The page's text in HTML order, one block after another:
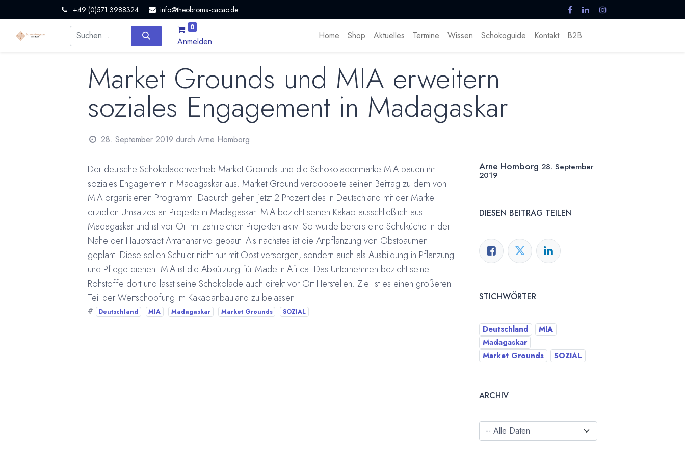
+49 (0)571 3988324 info@theobroma-cacao.de
0
Anmelden
Home Shop Aktuelles Termine Wissen Schokoguide Kontakt B2B
Market Grounds und MIA erweitern
soziales Engagement in Madagaskar
28. September 2019 durch Arne Homborg
Der deutsche Schokoladenvertrieb Market Grounds und die Schokoladenmarke MIA bauen ihr
soziales Engagement in Madagaskar aus. Market Ground verdoppelte seinen Beitrag zu dem von
MIA organisierten Programm. Dadurch gehen jetzt 2 Prozent des in Deutschland mit der Marke
erzielten Umsatzes an Projekte in Madagaskar. MIA bezieht seinen Kakao ausschließlich aus
Madagaskar und ist vor Ort mit zahlreichen Projekten aktiv. So wurde bereits eine Schulküche in der
Nähe der Hauptstadt Antananarivo gebaut. Als nächstes ist die Anpflanzung von Obstbäumen
geplant. Diese sollen Schüler nicht nur mit Obst versorgen, sondern auch als Ausbildung in Pflanzung
und Pflege dienen. MIA ist die Abkürzung für Made-In-Africa. Das Unternehmen bezieht seine
Rohstoffe dort und lässt seine Schokolade auch direkt vor Ort Herstellen. Ziel ist es einen größeren
Teil der Wertschöpfung im Kakaoanbauland zu belassen.
# Deutschland MIA Madagaskar Market Grounds SOZIAL
Arne Homborg 28. September
2019
DIESEN BEITRAG TEILEN
STICHWÖRTER
Deutschland
MIA
Madagaskar
Market Grounds
SOZIAL
ARCHIV